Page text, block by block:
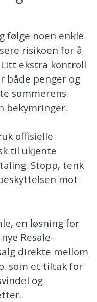
følge noen enkle
risikoen for å
ekstra kontroll
både penger og
sommerens
bekymringer.
offisielle
til ukjente
Stopp, tenk
mot
en løsning for
Resale-
direkte mellom
som et tiltak for
og